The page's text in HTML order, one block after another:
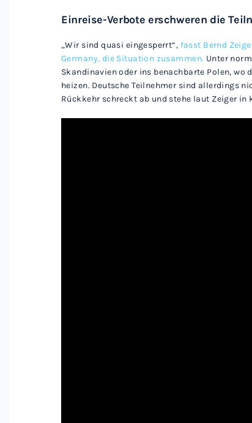
Einreise-Verbote erschweren die
„Wir sind quasi eingesperrt“, fasst Bernd
Germany, die Situation zusammen. Unter
Skandinavien oder ins benachbarte Polen, wo
heizen. Deutsche Teilnehmer sind allerdings
Rückkehr schreckt ab und stehe laut Zeiger in